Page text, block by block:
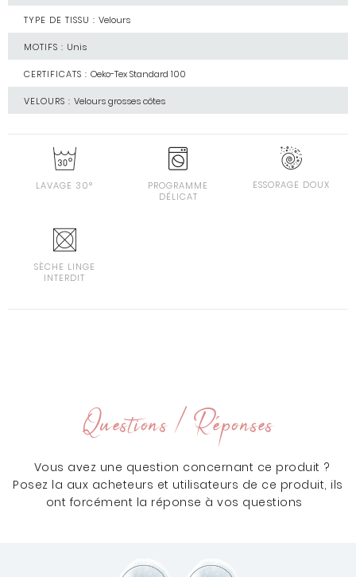
TYPE DE TISSU : Velours
MOTIFS : Unis
CERTIFICATS : Oeko-Tex Standard 100
VELOURS : Velours grosses côtes
LAVAGE 30°
PROGRAMME
DÉLICAT
ESSORAGE DOUX
SÈCHE LINGE
INTERDIT
Questions / Réponses
Vous avez une question concernant ce produit ?
Posez la aux acheteurs et utilisateurs de ce produit, ils
ont forcément la réponse à vos questions